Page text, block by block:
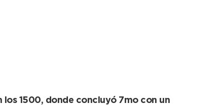
1500, donde concluyó 7mo con un